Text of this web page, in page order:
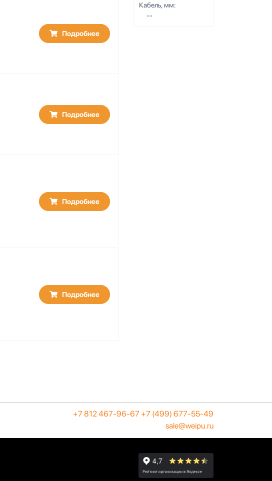
Подробнее
Подробнее
Подробнее
Подробнее
Кабель, мм:
--
+7 812 467-96-67 +7 (499) 677-55-49
sale@weipu.ru